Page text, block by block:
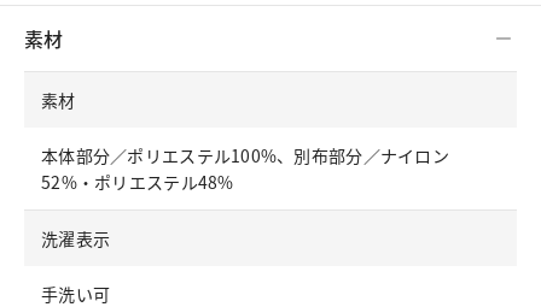
素材
素材
本体部分／ポリエステル100%、別布部分／ナイロン
52%・ポリエステル48%
洗濯表示
手洗い可